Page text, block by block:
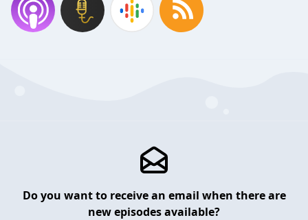
Do you want to receive an email when there are
new episodes available?